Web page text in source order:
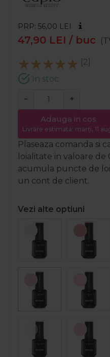
PRP: 56,00 LEI
47,90 LEI / buc
[2]
In stoc
− +
Adauga in cos
Livrare estimata: marți, 11
Plaseaza comanda si
loialitate in valoare de
acumula puncte de
un cont de client.
Vezi alte optiuni